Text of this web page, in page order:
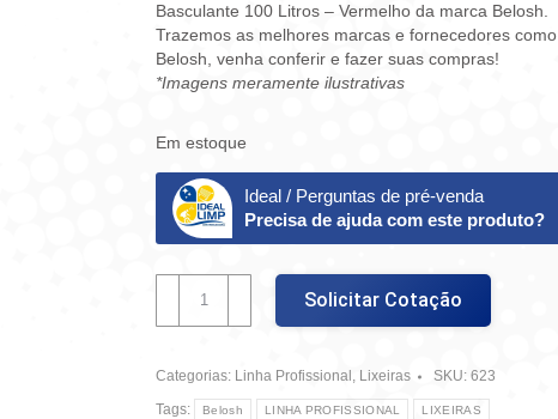
Basculante 100 Litros – Vermelho da marca Belosh.
Trazemos as melhores marcas e fornecedores como
Belosh, venha conferir e fazer suas compras!
*Imagens meramente ilustrativas
Em estoque
Ideal / Perguntas de pré-venda
Precisa de ajuda com este produto?
Basculante
100
-
Vermelho
Solicitar Cotação
Categorias: Linha Profissional , Lixeiras SKU:623
Tags:
Belosh LINHA PROFISSIONAL LIXEIRAS